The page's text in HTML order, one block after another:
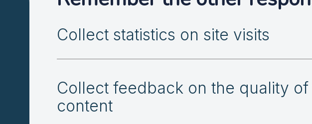
Collect statistics on site visits
Collect feedback on the quality
content